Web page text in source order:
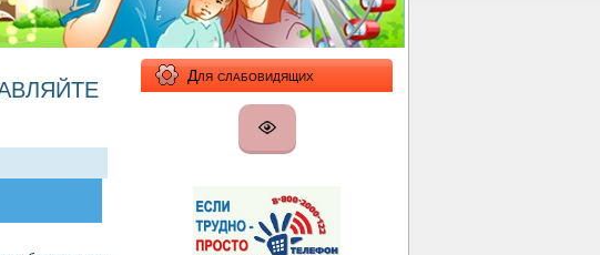
Для слабовидящих